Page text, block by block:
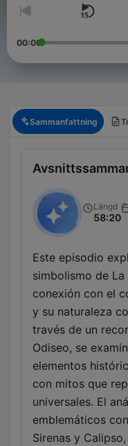
00:00
Sammanfattning
Längd
58:20
Este episodio
simbolismo de La
conexión con el
y su naturaleza
través de un
Odiseo, se
elementos
con mitos que
universales. El
emblemáticos
Sirenas y